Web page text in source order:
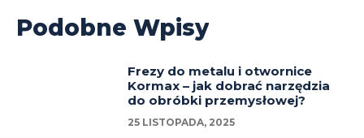
Podobne Wpisy
Frezy do metalu i otwornice
Kormax – jak dobrać narzędzia
do obróbki przemysłowej?
25 LISTOPADA, 2025